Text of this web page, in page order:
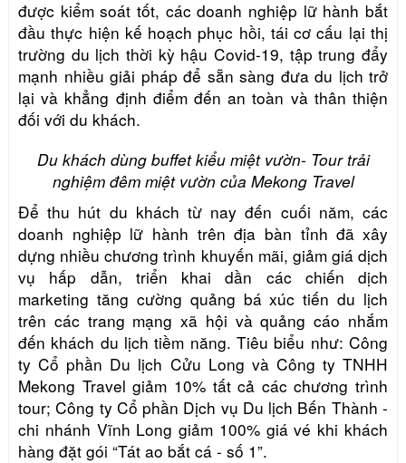
được kiểm soát tốt, các doanh nghiệp lữ hành bắt
đầu thực hiện kế hoạch phục hồi, tái cơ cấu lại thị
trường du lịch thời kỳ hậu Covid-19, tập trung đẩy
mạnh nhiều giải pháp để sẵn sàng đưa du lịch trở
lại và khẳng định điểm đến an toàn và thân thiện
đối với du khách.
Du khách dùng buffet kiểu miệt vườn- Tour trải
nghiệm đêm miệt vườn của Mekong Travel
Để thu hút du khách từ nay đến cuối năm, các
doanh nghiệp lữ hành trên địa bàn tỉnh đã xây
dựng nhiều chương trình khuyến mãi, giảm giá dịch
vụ hấp dẫn, triển khai dần các chiến dịch
marketing tăng cường quảng bá xúc tiến du lịch
trên các trang mạng xã hội và quảng cáo nhắm
đến khách du lịch tiềm năng. Tiêu biểu như: Công
ty Cổ phần Du lịch Cửu Long và Công ty TNHH
Mekong Travel giảm 10% tất cả các chương trình
tour; Công ty Cổ phần Dịch vụ Du lịch Bến Thành -
chi nhánh Vĩnh Long giảm 100% giá vé khi khách
hàng đặt gói “Tát ao bắt cá - số 1”.